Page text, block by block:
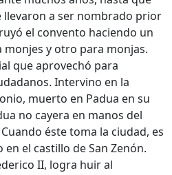
llevaron a ser nombrado prior
el convento haciendo un
y otro para monjas.
que aprovechó para
Intervino en la
muerto en Padua en su
no cayera en manos del
éste toma la ciudad, es
el castillo de San Zenón.
II, logra huir al